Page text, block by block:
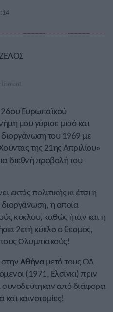
26ου Ευρωπαϊκού
μου γύρισε μισό και
του 1969 με
της 21ης Απριλίου»
διεθνή προβολή του
εκτός πολιτικής κι έτσι η
η οποία
κύκλου, καθώς ήταν και η
2ετή κύκλο ο θεσμός,
Ολυμπιακούς!
Αθήναμετά τους ΟΑ
(1971, Ελσίνκι) πριν
από διάφορα
καινοτομίες!